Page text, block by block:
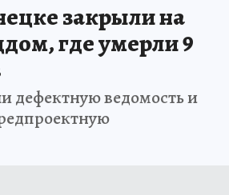
закрыли на
где умерли 9
дефектную ведомость и